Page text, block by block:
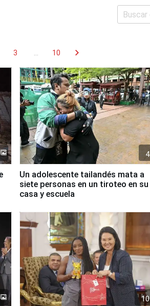
3 ... 10 chevron_right
4
Un adolescente tailandés mata a
siete personas en un tiroteo en su
casa y escuela
10